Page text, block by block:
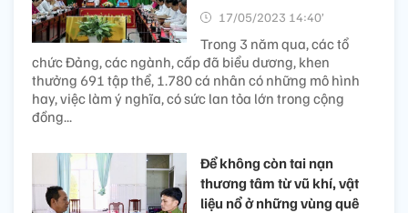
17/05/2023 14:40’
Trong 3 năm qua, các tổ
chức Đảng, các ngành, cấp đã biểu dương, khen
thưởng 691 tập thể, 1.780 cá nhân có những mô hình
hay, việc làm ý nghĩa, có sức lan tỏa lớn trong cộng
đồng...
Để không còn tai nạn
thương tâm từ vũ khí, vật
liệu nổ ở những vùng quê